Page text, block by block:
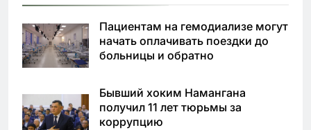
Пациентам на гемодиализе могут
начать оплачивать поездки до
больницы и обратно
Бывший хоким Намангана
получил 11 лет тюрьмы за
коррупцию